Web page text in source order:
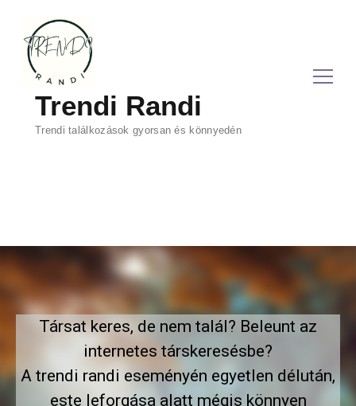
Trendi Randi
Trendi találkozások gyorsan és könnyedén
Társat keres, de nem talál? Beleunt az
internetes társkeresésbe?
A trendi randi eseményén egyetlen délután,
este leforgása alatt mégis könnyen